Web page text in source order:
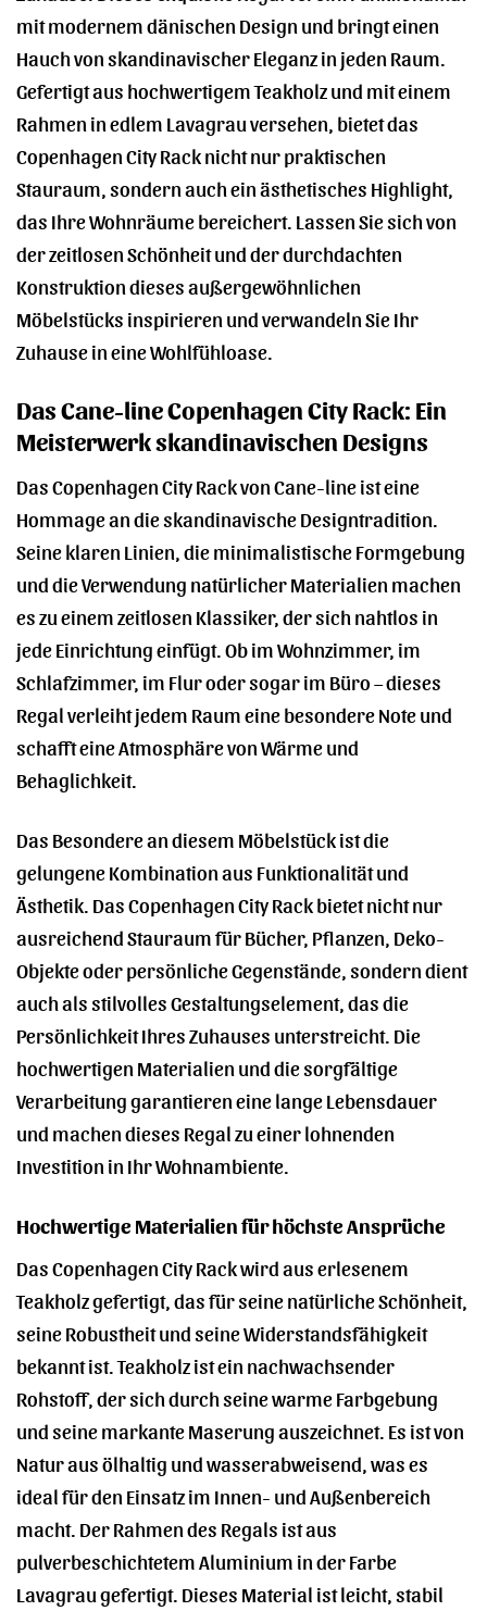
mit modernem dänischen Design und bringt einen
Hauch von skandinavischer Eleganz in jeden Raum.
Gefertigt aus hochwertigem Teakholz und mit einem
Rahmen in edlem Lavagrau versehen, bietet das
Copenhagen City Rack nicht nur praktischen
Stauraum, sondern auch ein ästhetisches Highlight,
das Ihre Wohnräume bereichert. Lassen Sie sich von
der zeitlosen Schönheit und der durchdachten
Konstruktion dieses außergewöhnlichen
Möbelstücks inspirieren und verwandeln Sie Ihr
Zuhause in eine Wohlfühloase.
Das Cane-line Copenhagen City Rack: Ein
Meisterwerk skandinavischen Designs
Das Copenhagen City Rack von Cane-line ist eine
Hommage an die skandinavische Designtradition.
Seine klaren Linien, die minimalistische Formgebung
und die Verwendung natürlicher Materialien machen
es zu einem zeitlosen Klassiker, der sich nahtlos in
jede Einrichtung einfügt. Ob im Wohnzimmer, im
Schlafzimmer, im Flur oder sogar im Büro – dieses
Regal verleiht jedem Raum eine besondere Note und
schafft eine Atmosphäre von Wärme und
Behaglichkeit.
Das Besondere an diesem Möbelstück ist die
gelungene Kombination aus Funktionalität und
Ästhetik. Das Copenhagen City Rack bietet nicht nur
ausreichend Stauraum für Bücher, Pflanzen, Deko-
Objekte oder persönliche Gegenstände, sondern dient
auch als stilvolles Gestaltungselement, das die
Persönlichkeit Ihres Zuhauses unterstreicht. Die
hochwertigen Materialien und die sorgfältige
Verarbeitung garantieren eine lange Lebensdauer
und machen dieses Regal zu einer lohnenden
Investition in Ihr Wohnambiente.
Hochwertige Materialien für höchste Ansprüche
Das Copenhagen City Rack wird aus erlesenem
Teakholz gefertigt, das für seine natürliche Schönheit,
seine Robustheit und seine Widerstandsfähigkeit
bekannt ist. Teakholz ist ein nachwachsender
Rohstoff, der sich durch seine warme Farbgebung
und seine markante Maserung auszeichnet. Es ist von
Natur aus ölhaltig und wasserabweisend, was es
ideal für den Einsatz im Innen- und Außenbereich
macht. Der Rahmen des Regals ist aus
pulverbeschichtetem Aluminium in der Farbe
Lavagrau gefertigt. Dieses Material ist leicht, stabil